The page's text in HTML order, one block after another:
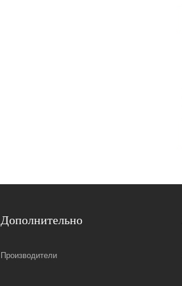
Дополнительно
Производители